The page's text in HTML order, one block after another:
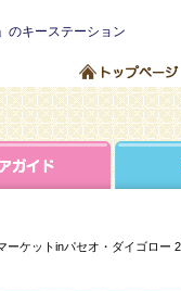
のキーステーション
ーケットinパセオ・ダイゴロー